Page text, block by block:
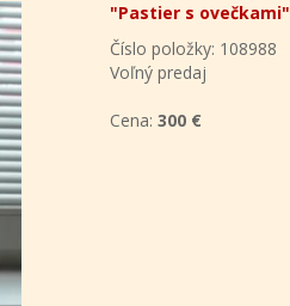
"Pastier s ovečkami"
Číslo položky: 108988
Voľný predaj
Cena: 300 €